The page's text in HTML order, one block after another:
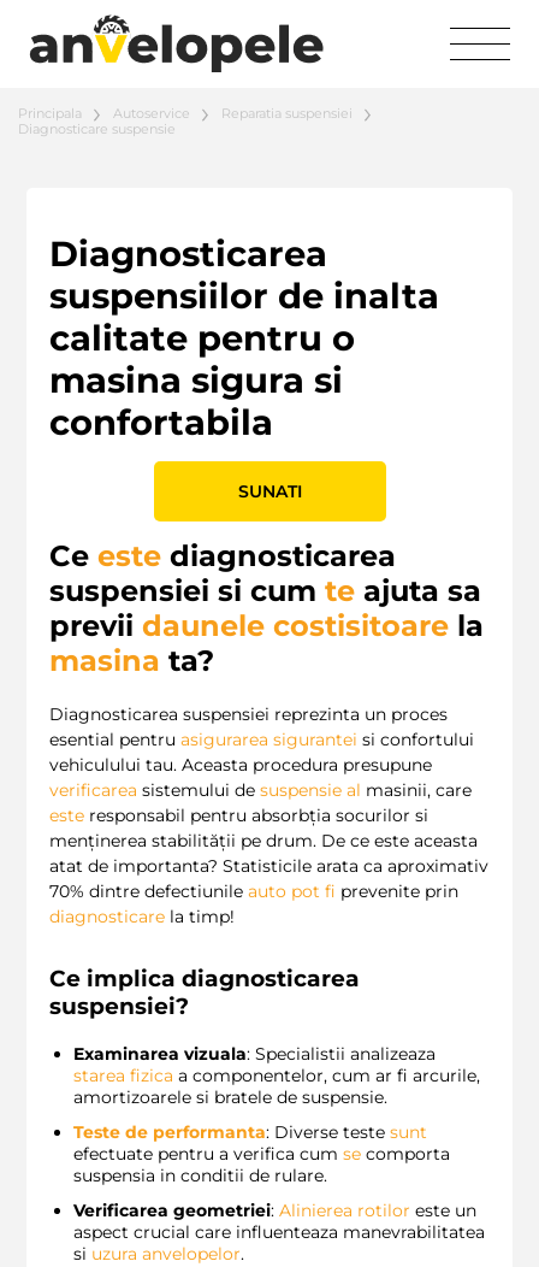
Principala Autoservice
Reparatia suspensiei
Diagnosticare suspensie
Diagnosticarea
suspensiilor de inalta
calitate pentru o
masina sigura si
confortabila
SUNATI
Ce este diagnosticarea
suspensiei si cum te ajuta sa
previi daunele costisitoare la
masina ta?
Diagnosticarea suspensiei reprezinta un proces
esential pentru asigurarea sigurantei si confortului
vehiculului tau. Aceasta procedura presupune
verificarea sistemului de suspensie al masinii, care
este responsabil pentru absorbția socurilor si
menținerea stabilității pe drum. De ce este aceasta
atat de importanta? Statisticile arata ca aproximativ
70% dintre defectiunile auto pot fi prevenite prin
diagnosticare la timp!
Ce implica diagnosticarea
suspensiei?
Examinarea vizuala: Specialistii analizeaza
starea fizica a componentelor, cum ar fi arcurile,
amortizoarele si bratele de suspensie.
Teste de performanta: Diverse teste sunt
efectuate pentru a verifica cum se comporta
suspensia in conditii de rulare.
Verificarea geometriei: Alinierea rotilor este un
aspect crucial care influenteaza manevrabilitatea
si uzura anvelopelor.